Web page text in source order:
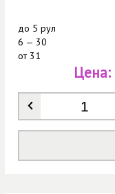
до 5 рул
6 — 30
от31
Количество
Цена: